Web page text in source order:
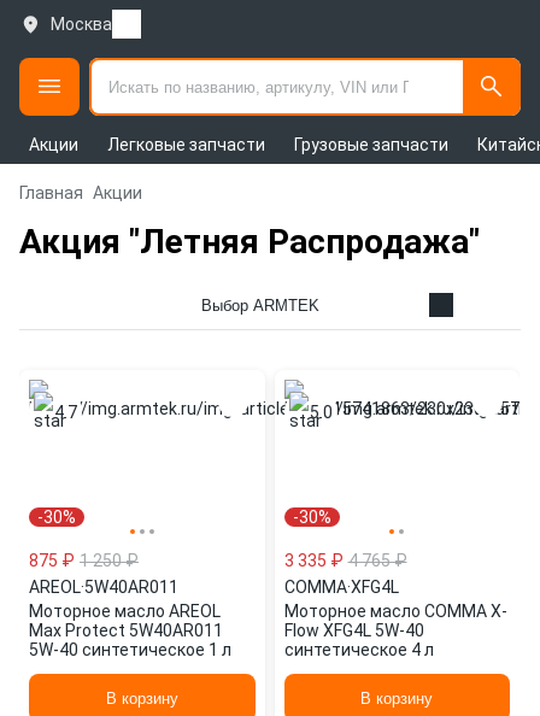
Москва
Акции Легковые запчасти Грузовые запчасти
Главная Акции
Акция "Летняя Распродажа"
Выбор ARMTEK
4.7
-30%
875 ₽ 1 250 ₽
AREOL·5W40AR011
Моторное масло AREOL
Max Protect 5W40AR011
5W-40 синтетическое 1 л
В корзину
5.0
-30%
3 335 ₽ 4 765 ₽
COMMA·XFG4L
Моторное масло COMMA X-
Flow XFG4L 5W-40
синтетическое 4 л
В корзину